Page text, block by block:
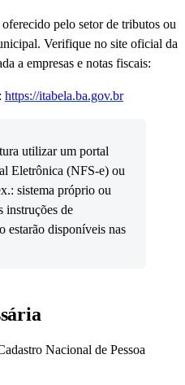
pelo setor de tributos ou
Verifique no site oficial da
a empresas e notas fiscais:
https://itabela.ba.gov.br
utilizar um portal
Eletrônica (NFS-e) ou
sistema próprio ou
instruções de
estarão disponíveis nas
Nacional de Pessoa